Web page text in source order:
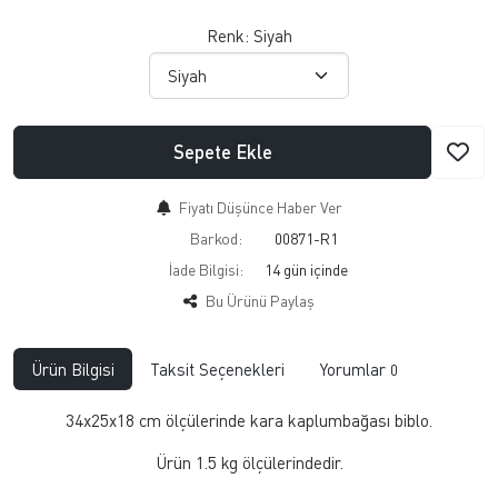
Renk: Siyah
Sepete Ekle
Fiyatı Düşünce Haber Ver
Barkod:
00871-R1
İade Bilgisi:
Bu Ürünü Paylaş
Ürün Bilgisi Taksit Seçenekleri Yorumlar 0
34x25x18 cm ölçülerinde kara kaplumbağası biblo.
Ürün 1.5 kg ölçülerindedir.